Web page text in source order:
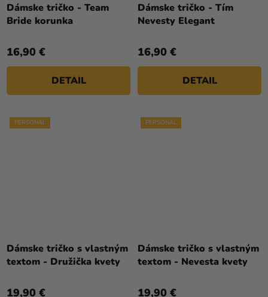
Dámske tričko - Team
Bride korunka
16,90 €
DETAIL
Dámske tričko - Tím
Nevesty Elegant
16,90 €
DETAIL
PERSONAL
Dámske tričko s vlastným
textom - Družička kvety
19,90 €
PERSONAL
Dámske tričko s vlastným
textom - Nevesta kvety
19,90 €